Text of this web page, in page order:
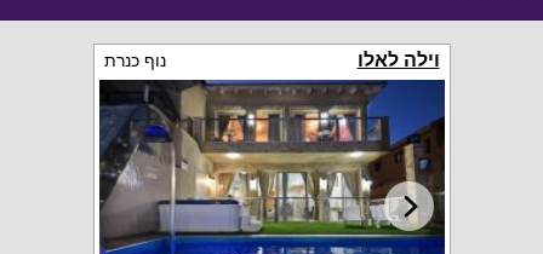
וילה לאלו נוף כנרת